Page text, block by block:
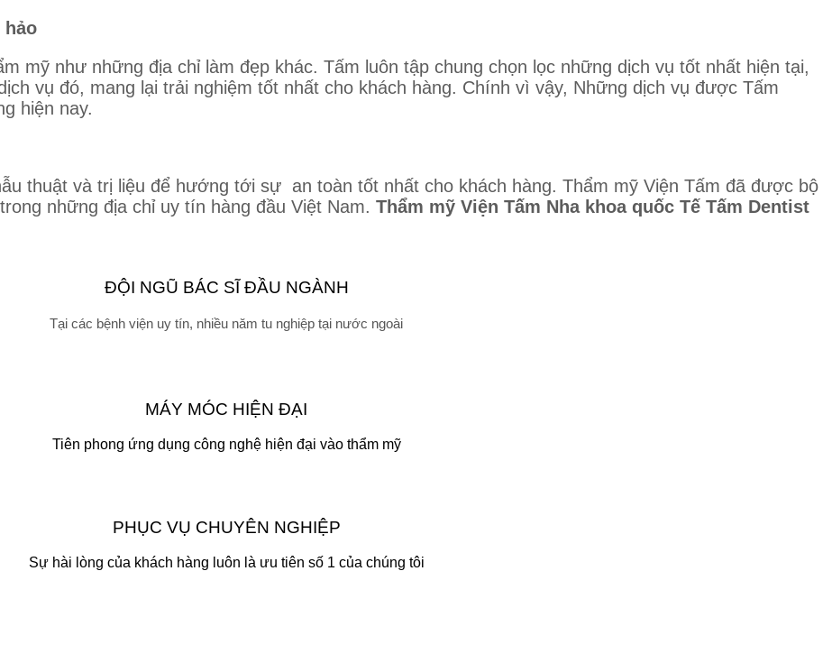
mỹ như những địa chỉ làm đẹp khác. Tấm luôn tập chung chọn lọc những dịch vụ tốt nhất hiện tại,
vụ đó, mang lại trải nghiệm tốt nhất cho khách hàng. Chính vì vậy, Những dịch vụ được Tấm
hiện nay.
thuật và trị liệu để hướng tới sự an toàn tốt nhất cho khách hàng. Thẩm mỹ Viện Tấm đã được bộ
những địa chỉ uy tín hàng đầu Việt Nam. Thẩm mỹ Viện Tấm Nha khoa quốc Tế Tấm Dentist
ĐỘI NGŨ BÁC SĨ ĐẦU NGÀNH
Tại các bệnh viện uy tín, nhiều năm tu nghiệp tại nước ngoài
MÁY MÓC HIỆN ĐẠI
Tiên phong ứng dụng công nghệ hiện đại vào thẩm mỹ
PHỤC VỤ CHUYÊN NGHIỆP
Sự hài lòng của khách hàng luôn là ưu tiên số 1 của chúng tôi